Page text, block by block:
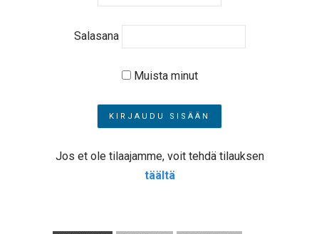
Salasana
Muista minut
Jos et ole tilaajamme, voit tehdä tilauksen
täältä